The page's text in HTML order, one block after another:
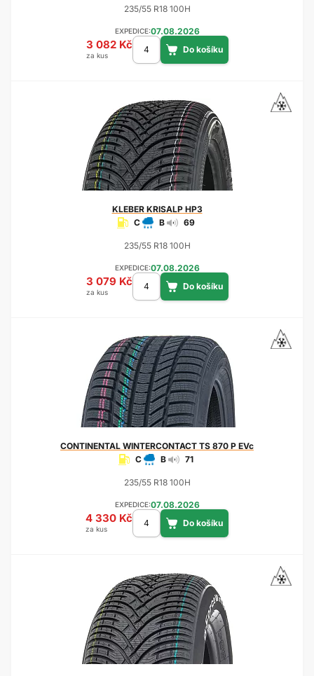
235/55 R18 100H
EXPEDICE:07.08.2026
3 082 Kč
za kus
KLEBERKRISALP HP3
C
B 69
235/55 R18 100H
EXPEDICE:07.08.2026
3 079 Kč
za kus
CONTINENTAL WINTERCONTACT TS 870 P EVc
C
B 71
235/55 R18 100H
EXPEDICE:07.08.2026
4 330 Kč
za kus